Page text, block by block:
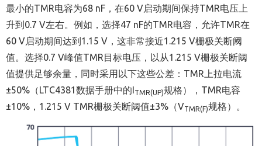
最小的TMR电容为68 nF，在60 V启动期间保持TMR电压上
升到0.7 V左右。例如，选择47 nF的TMR电容，允许TMR在
60 V启动期间达到1.15 V，这非常接近1.215 V栅极关断阈
值。选择0.7 V峰值TMR目标电压，以从1.215 V栅极关断阈
值提供足够余量，同时采用以下这些公差：TMR上拉电流
±50%（LTC4381数据手册中的I TMR(UP)规格），TMR电容
±10%，1.215 V TMR栅极关断阈值±3%（VTMR(F)规格）。